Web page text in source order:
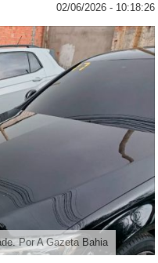
02/06/2026 - 10:18:26
Por A Gazeta Bahia